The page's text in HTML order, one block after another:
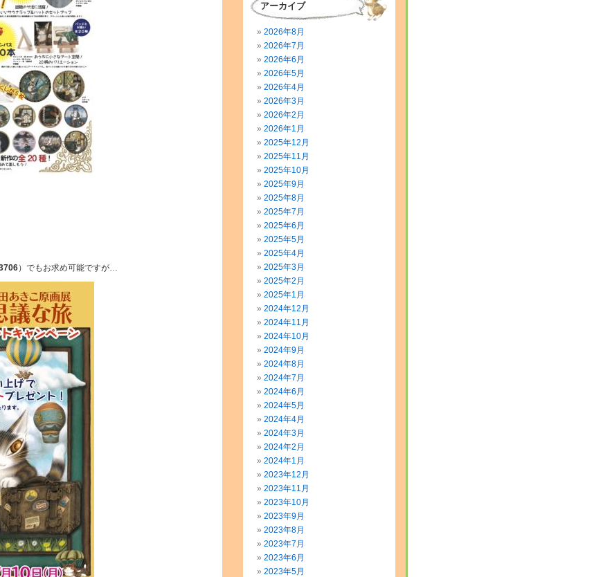
）でもお求め可能ですが…
アーカイブ
2026年8月
2026年7月
2026年6月
2026年5月
2026年4月
2026年3月
2026年2月
2026年1月
2025年12月
2025年11月
2025年10月
2025年9月
2025年8月
2025年7月
2025年6月
2025年5月
2025年4月
2025年3月
2025年2月
2025年1月
2024年12月
2024年11月
2024年10月
2024年9月
2024年8月
2024年7月
2024年6月
2024年5月
2024年4月
2024年3月
2024年2月
2024年1月
2023年12月
2023年11月
2023年10月
2023年9月
2023年8月
2023年7月
2023年6月
2023年5月